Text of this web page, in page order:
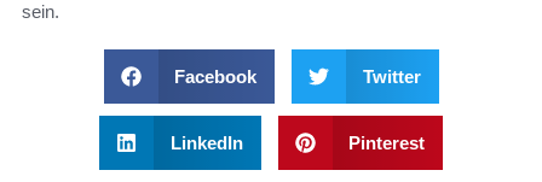
sein.
Facebook Twitter
LinkedIn Pinterest